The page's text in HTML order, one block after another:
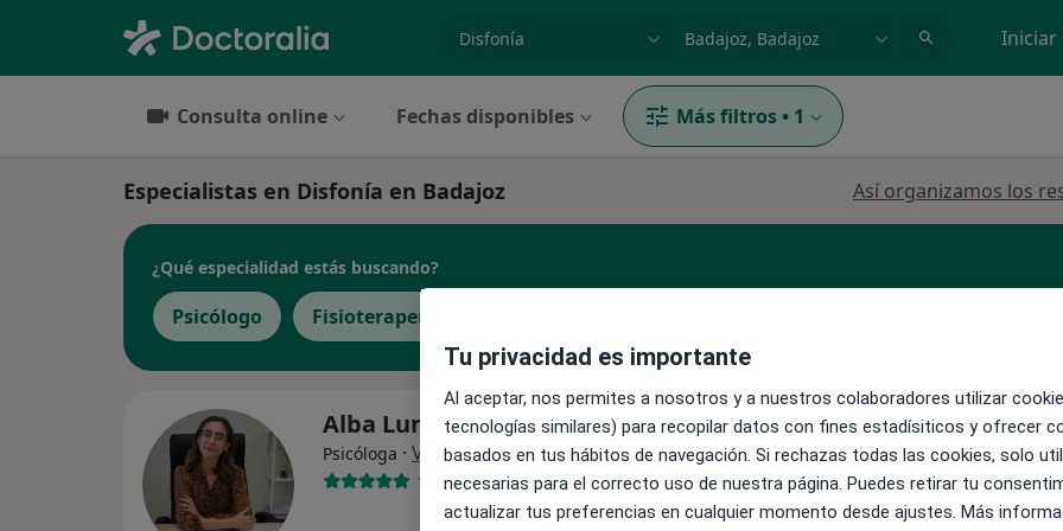
especialidad, enfermedad o nombre Iniciar
Consulta online Fechas disponibles Más filtros • 1
Especialistas en Disfonía en Badajoz Así organizamos los
¿Qué especialidad estás buscando?
Psicólogo Fisioterapeuta
Alba Lunar
Psicóloga · Ver más
15 opiniones
La reserva de cita online no está
Pedir una cita
Tu privacidad es importante
Al aceptar, nos permites a nosotros y a nuestros colaboradores utilizar
tecnologías similares) para recopilar datos con fines estadísiticos y ofrecer
basados en tus hábitos de navegación. Si rechazas todas las cookies, solo
necesarias para el correcto uso de nuestra página. Puedes retirar tu
actualizar tus preferencias en cualquier momento desde ajustes. Más